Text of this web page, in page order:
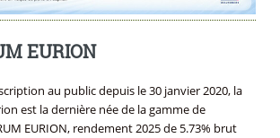
EURION
au public depuis le 30 janvier 2020, la
est la dernière née de la gamme de
EURION, rendement 2025 de 5.73% brut